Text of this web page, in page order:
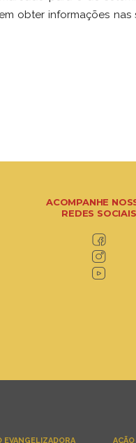
obter informações
ACOMPANHE
REDES SOCIAIS
EVANGELIZADORA